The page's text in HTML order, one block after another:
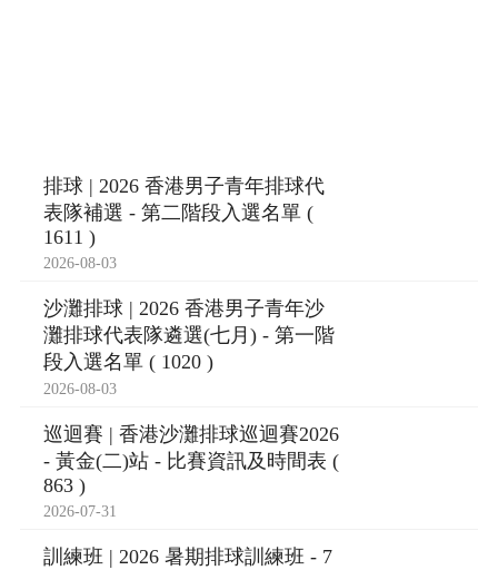
排球 | 2026 香港男子青年排球代
表隊補選 - 第二階段入選名單 (
1611 )
2026-08-03
沙灘排球 | 2026 香港男子青年沙
灘排球代表隊遴選(七月) - 第一階
段入選名單 ( 1020 )
2026-08-03
巡迴賽 | 香港沙灘排球巡迴賽2026
- 黃金(二)站 - 比賽資訊及時間表 (
863 )
2026-07-31
訓練班 | 2026 暑期排球訓練班 - 7